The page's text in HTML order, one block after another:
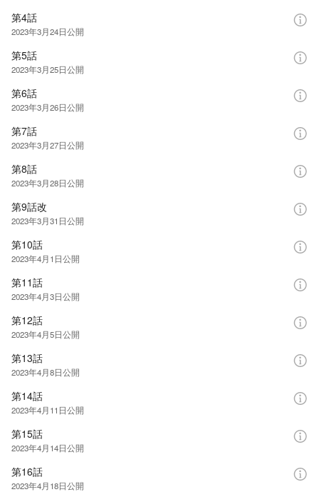
第4話
2023年3月24日公開
第5話
2023年3月25日公開
第6話
2023年3月26日公開
第7話
2023年3月27日公開
第8話
2023年3月28日公開
第9話改
2023年3月31日公開
第10話
2023年4月1日公開
第11話
2023年4月3日公開
第12話
2023年4月5日公開
第13話
2023年4月8日公開
第14話
2023年4月11日公開
第15話
2023年4月14日公開
第16話
2023年4月18日公開